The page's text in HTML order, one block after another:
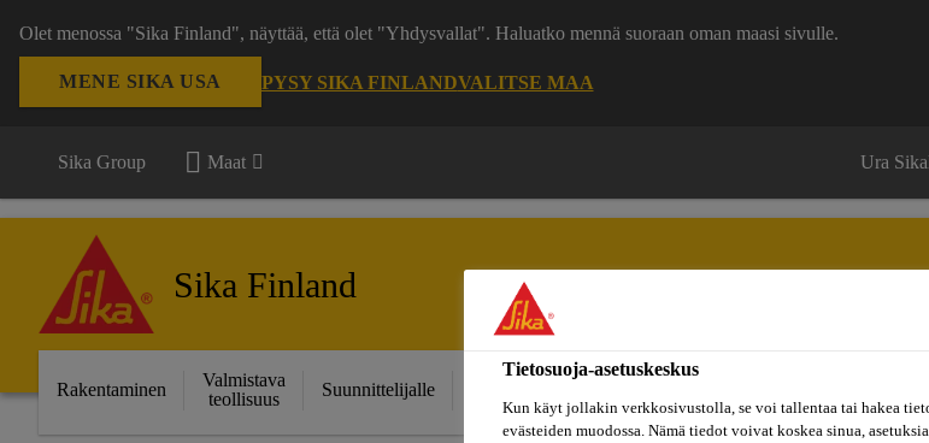
Olet menossa "Sika Finland", näyttää, että olet "Yhdysvallat". Haluatko mennä suoraan oman maasi sivulle.
MENE SIKA USA PYSY SIKA FINLANDVALITSE MAA
Sika Group Maat Ura
Sika Finland
Rakentaminen
Valmistava
teollisuus
Suunnittelijalle
Ratkaisut
projekteihin
konseptit
Tietosuoja-asetuskeskus
Kun käyt jollakin verkkosivustolla, se voi tallentaa tai hakea
evästeiden muodossa. Nämä tiedot voivat koskea sinua,